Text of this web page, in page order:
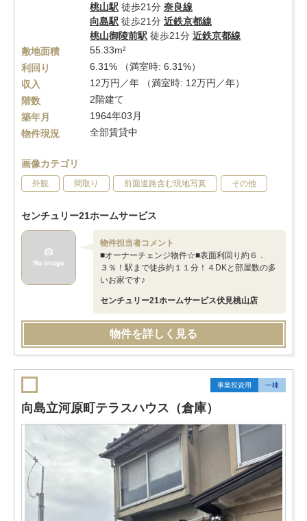
桃山駅 徒歩21分 奈良線
向島駅 徒歩21分 近鉄京都線
桃山御陵前駅 徒歩21分 近鉄京都線
敷地面積
55.33m²
利回り
6.31% （満室時: 6.31%）
収入
12万円／年 （満室時: 12万円／年）
階数
2階建て
築年月
1964年03月
物件現況
全部賃貸中
画像カテゴリ
外観 間取り 前面道路含む現地写真 その他
センチュリー21ホームサービス
物件担当者コメント
■オーナーチェンジ物件☆■表面利回り約６．
３％！駅まで徒歩約１１分！４DKと部屋数の多
いお家です♪
センチュリー21ホームサービス伏見桃山店
物件を詳しく見る
事業投資用 一棟
向島立河原町テラスハウス（倉庫）